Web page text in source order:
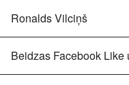
Ronalds Vilciņš
Beidzas Facebook